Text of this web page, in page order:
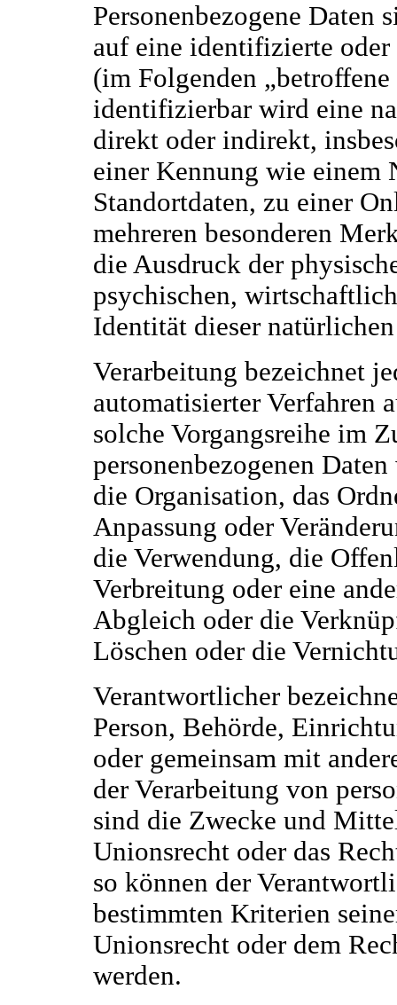
Personenbezogene
auf eine identifizierte
(im Folgenden
identifizierbar wird eine
direkt oder indirekt,
einer Kennung wie einem
Standortdaten, zu einer
mehreren besonderen
die Ausdruck der
psychischen,
Identität dieser
Verarbeitung bezeichnet
automatisierter Verfahren
solche Vorgangsreihe im
personenbezogenen
die Organisation, das
Anpassung oder
die Verwendung, die
Verbreitung oder eine
Abgleich oder die
Löschen oder die
Verantwortlicher
Person, Behörde,
oder gemeinsam mit
der Verarbeitung von
sind die Zwecke und
Unionsrecht oder das
so können der
bestimmten Kriterien
Unionsrecht oder dem
werden.